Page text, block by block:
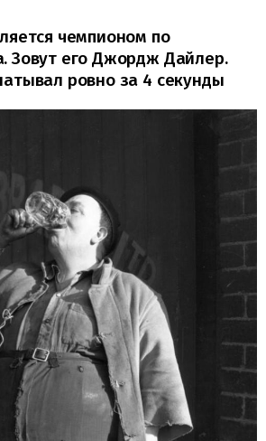
чемпионом по
Зовут его Джордж Дайлер.
ровно за 4 секунды